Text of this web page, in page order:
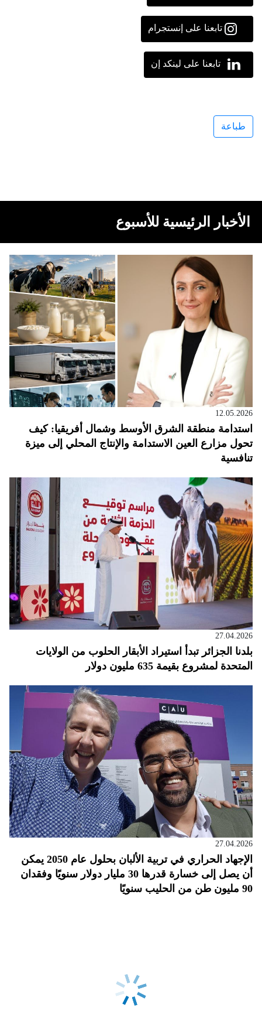
تابعنا على إنستجرام
تابعنا على لينكد إن
طباعة
الأخبار الرئيسية للأسبوع
12.05.2026
استدامة منطقة الشرق الأوسط وشمال أفريقيا: كيف
تحول مزارع العين الاستدامة والإنتاج المحلي إلى ميزة
تنافسية
27.04.2026
بلدنا الجزائر تبدأ استيراد الأبقار الحلوب من الولايات
المتحدة لمشروع بقيمة 635 مليون دولار
27.04.2026
الإجهاد الحراري في تربية الألبان بحلول عام 2050 يمكن
أن يصل إلى خسارة قدرها 30 مليار دولار سنويًا وفقدان
90 مليون طن من الحليب سنويًا